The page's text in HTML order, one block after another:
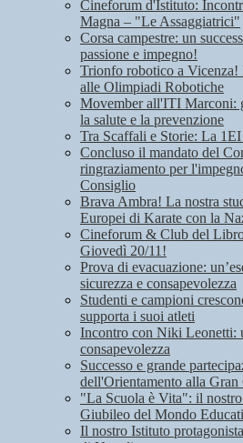
Cineforum d'Istituto:
Magna – "Le Assaggiatrici"
Corsa campestre: un
passione e impegno!
Trionfo robotico a
alle Olimpiadi Robotiche
Movember all'ITI Marconi:
la salute e la prevenzione
Tra Scaffali e Storie: La
Concluso il mandato del
ringraziamento per
Consiglio
Brava Ambra! La nostra
Europei di Karate con la
Cineforum & Club del
Giovedì 20/11!
Prova di evacuazione:
sicurezza e consapevolezza
Studenti e campioni
supporta i suoi atleti
Incontro con Niki Leonetti:
consapevolezza
Successo e grande
dell'Orientamento alla Gran
"La Scuola è Vita": il
Giubileo del Mondo
Il nostro Istituto